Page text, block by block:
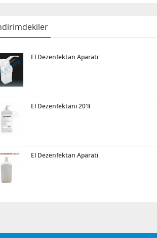
El Dezenfektan Aparatı
El Dezenfektanı 20'li
El Dezenfektan Aparatı